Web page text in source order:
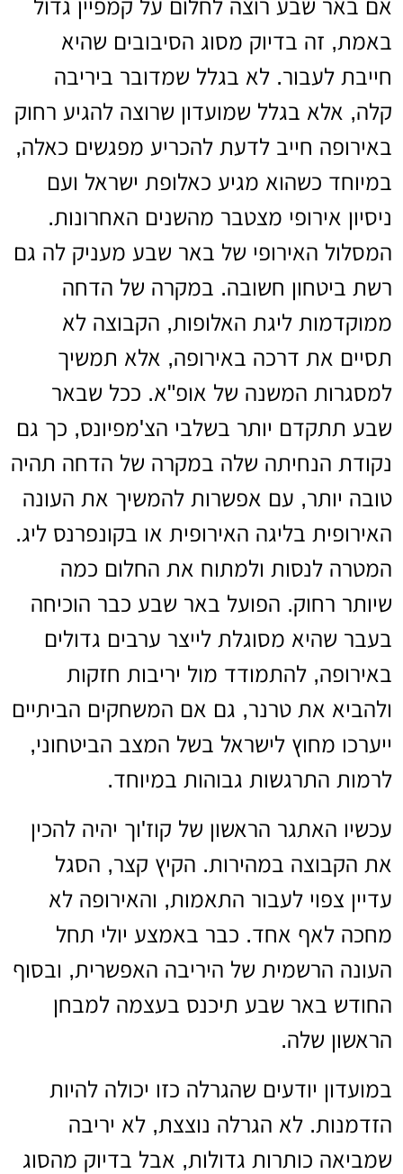
אם באר שבע רוצה לחלום על קמפיין גדול
באמת, זה בדיוק מסוג הסיבובים שהיא
חייבת לעבור. לא בגלל שמדובר ביריבה
קלה, אלא בגלל שמועדון שרוצה להגיע רחוק
באירופה חייב לדעת להכריע מפגשים כאלה,
במיוחד כשהוא מגיע כאלופת ישראל ועם
ניסיון אירופי מצטבר מהשנים האחרונות.
המסלול האירופי של באר שבע מעניק לה גם
רשת ביטחון חשובה. במקרה של הדחה
ממוקדמות ליגת האלופות, הקבוצה לא
תסיים את דרכה באירופה, אלא תמשיך
למסגרות המשנה של אופ"א. ככל שבאר
שבע תתקדם יותר בשלבי הצ'מפיונס, כך גם
נקודת הנחיתה שלה במקרה של הדחה תהיה
טובה יותר, עם אפשרות להמשיך את העונה
האירופית בליגה האירופית או בקונפרנס ליג.
המטרה לנסות ולמתוח את החלום כמה
שיותר רחוק. הפועל באר שבע כבר הוכיחה
בעבר שהיא מסוגלת לייצר ערבים גדולים
באירופה, להתמודד מול יריבות חזקות
ולהביא את טרנר, גם אם המשחקים הביתיים
ייערכו מחוץ לישראל בשל המצב הביטחוני,
לרמות התרגשות גבוהות במיוחד.
עכשיו האתגר הראשון של קוז'וך יהיה להכין
את הקבוצה במהירות. הקיץ קצר, הסגל
עדיין צפוי לעבור התאמות, והאירופה לא
מחכה לאף אחד. כבר באמצע יולי תחל
העונה הרשמית של היריבה האפשרית, ובסוף
החודש באר שבע תיכנס בעצמה למבחן
הראשון שלה.
במועדון יודעים שהגרלה כזו יכולה להיות
הזדמנות. לא הגרלה נוצצת, לא יריבה
שמביאה כותרות גדולות, אבל בדיוק מהסוג